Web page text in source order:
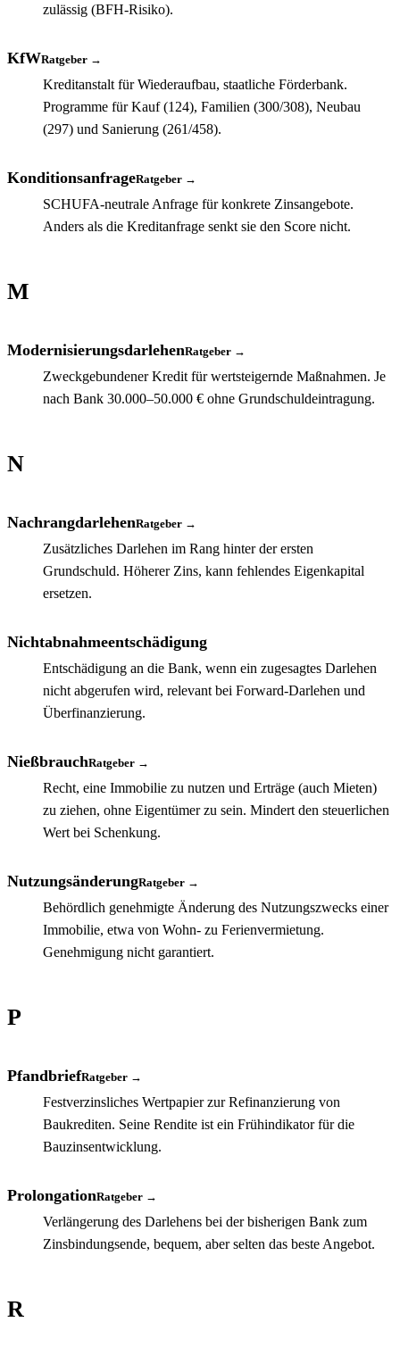
zulässig (BFH-Risiko).
KfWRatgeber →
Kreditanstalt für Wiederaufbau, staatliche Förderbank.
Programme für Kauf (124), Familien (300/308), Neubau
(297) und Sanierung (261/458).
KonditionsanfrageRatgeber →
SCHUFA-neutrale Anfrage für konkrete Zinsangebote.
Anders als die Kreditanfrage senkt sie den Score nicht.
M
ModernisierungsdarlehenRatgeber →
Zweckgebundener Kredit für wertsteigernde Maßnahmen. Je
nach Bank 30.000–50.000 € ohne Grundschuldeintragung.
N
NachrangdarlehenRatgeber →
Zusätzliches Darlehen im Rang hinter der ersten
Grundschuld. Höherer Zins, kann fehlendes Eigenkapital
ersetzen.
Nichtabnahmeentschädigung
Entschädigung an die Bank, wenn ein zugesagtes Darlehen
nicht abgerufen wird, relevant bei Forward-Darlehen und
Überfinanzierung.
NießbrauchRatgeber →
Recht, eine Immobilie zu nutzen und Erträge (auch Mieten)
zu ziehen, ohne Eigentümer zu sein. Mindert den steuerlichen
Wert bei Schenkung.
NutzungsänderungRatgeber →
Behördlich genehmigte Änderung des Nutzungszwecks einer
Immobilie, etwa von Wohn- zu Ferienvermietung.
Genehmigung nicht garantiert.
P
PfandbriefRatgeber →
Festverzinsliches Wertpapier zur Refinanzierung von
Baukrediten. Seine Rendite ist ein Frühindikator für die
Bauzinsentwicklung.
ProlongationRatgeber →
Verlängerung des Darlehens bei der bisherigen Bank zum
Zinsbindungsende, bequem, aber selten das beste Angebot.
R